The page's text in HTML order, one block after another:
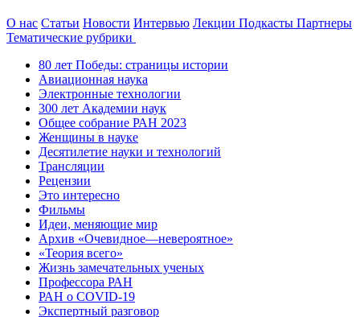
О нас Статьи Новости Интервью Лекции Подкасты Партнеры
Тематические рубрики
80 лет Победы: страницы истории
Авиационная наука
Электронные технологии
300 лет Академии наук
Общее собрание РАН 2023
Женщины в науке
Десятилетие науки и технологий
Трансляции
Рецензии
Это интересно
Фильмы
Идеи, меняющие мир
Архив «Очевидное—невероятное»
«Теория всего»
Жизнь замечательных ученых
Профессора РАН
РАН о COVID-19
Экспертный разговор